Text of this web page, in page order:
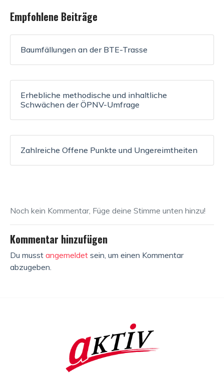
Empfohlene Beiträge
Baumfällungen an der BTE-Trasse
Erhebliche methodische und inhaltliche
Schwächen der ÖPNV-Umfrage
Zahlreiche Offene Punkte und Ungereimtheiten
Noch kein Kommentar, Füge deine Stimme unten hinzu!
Kommentar hinzufügen
Du musst angemeldet sein, um einen Kommentar
abzugeben.